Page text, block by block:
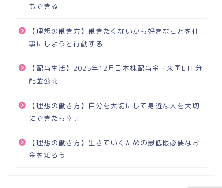
もできる
【理想の働き方】働きたくないから好きなことを仕
事にしようと行動する
【配当生活】2025年12月日本株配当金・米国ETF分
配金公開
【理想の働き方】自分を大切にして身近な人を大切
にできたら幸せ
【理想の働き方】生きていくための最低限必要なお
金を知ろう